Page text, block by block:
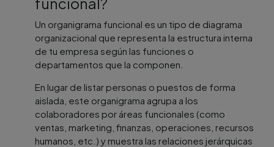
Un organigrama funcional es un tipo de diagrama
organizacional que representa la estructura interna
de tu empresa según las funciones o
departamentos que la componen.
En lugar de listar personas o puestos de forma
aislada, este organigrama agrupa a los
colaboradores por áreas funcionales (como
ventas, marketing, finanzas, operaciones, recursos
humanos, etc.) y muestra las relaciones jerárquicas